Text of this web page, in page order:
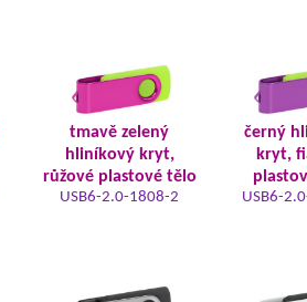
tmavě zelený
hliníkový kryt,
růžové plastové tělo
USB6-2.0-1808-2
černý
kryt,
USB6-